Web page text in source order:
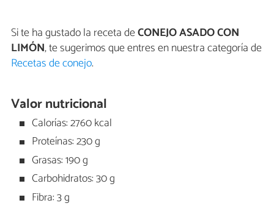
Si te ha gustado la receta deCONEJO ASADO CON
LIMÓN, te sugerimos que entres en nuestra categoría de
Recetas de conejo.
Valor nutricional
Calorías: 2760 kcal
Proteínas: 230 g
Grasas: 190 g
Carbohidratos: 30 g
Fibra: 3 g